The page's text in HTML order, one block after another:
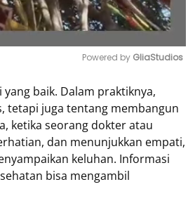
Mute
Powered by GliaStudios
baik. Dalam praktiknya,
tetapi juga tentang membangun
ketika seorang dokter atau
dan menunjukkan empati,
keluhan. Informasi
bisa mengambil